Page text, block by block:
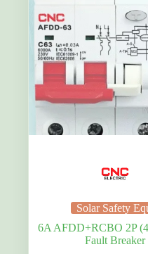
Solar Safety
6A AFDD+RCBO 2P
Fault Breaker